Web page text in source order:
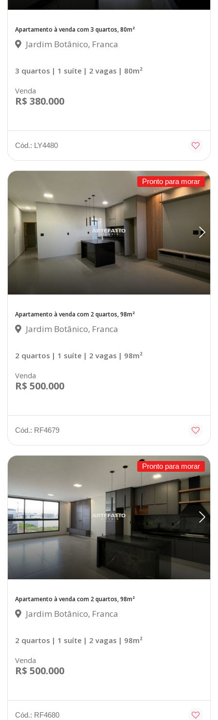
Apartamento à venda com 3 quartos, 80m²
Jardim Botânico, Franca
3 quartos | 1 suíte | 2 vagas | 80m²
Venda
R$ 380.000
Cód.: LY4480
Pronto para morar
Apartamento à venda com 2 quartos, 98m²
Jardim Botânico, Franca
2 quartos | 1 suíte | 2 vagas | 98m²
Venda
R$ 500.000
Cód.: RF4679
Pronto para morar
Apartamento à venda com 2 quartos, 98m²
Jardim Botânico, Franca
2 quartos | 1 suíte | 2 vagas | 98m²
Venda
R$ 500.000
Cód.: RF4680